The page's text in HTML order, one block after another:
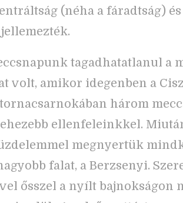
(néha a fáradtság)
tagadhatatlanul a
volt, amikor idegenben a
három
ellenfeleinkkel.
megnyertük
falat, a Berzsenyi.
ősszel a nyílt bajnokságon